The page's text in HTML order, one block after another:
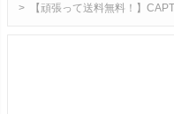
【頑張って送料無料！】CAPTAIN STAGKAMADO（か